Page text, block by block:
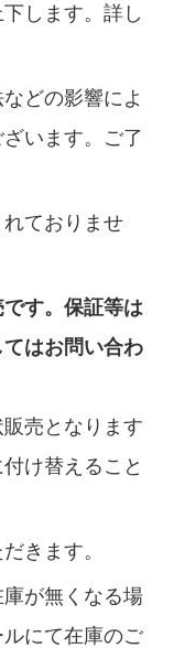
します。詳し
どの影響によ
います。ご了
ておりませ
す。保証等は
はお問い合わ
売となります
け替えること
きます。
が無くなる場
にて在庫のご